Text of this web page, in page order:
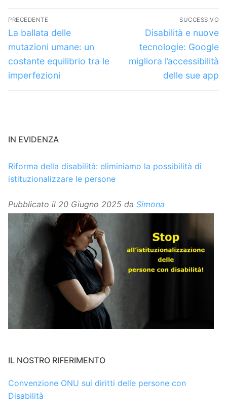
Navigazione
articoli
PRECEDENTE
Articolo
precedente:
La ballata delle
mutazioni umane: un
costante equilibrio tra le
imperfezioni
SUCCESSIVO
Articolo
successivo:
Disabilità e nuove
tecnologie: Google
migliora l’accessibilità
delle sue app
IN EVIDENZA
Riforma della disabilità: eliminiamo la possibilità di
istituzionalizzare le persone
Pubblicato il 20 Giugno 2025 da Simona
IL NOSTRO RIFERIMENTO
Convenzione ONU sui diritti delle persone con
Disabilità